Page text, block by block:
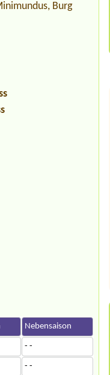
Burg
Nebensaison
- -
- -